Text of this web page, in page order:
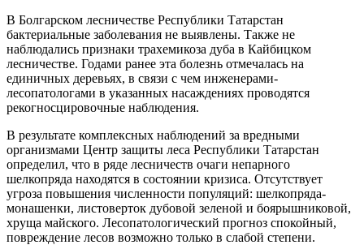
В Болгарском лесничестве Республики Татарстан
бактериальные заболевания не выявлены. Также не
наблюдались признаки трахемикоза дуба в Кайбицком
лесничестве. Годами ранее эта болезнь отмечалась на
единичных деревьях, в связи с чем инженерами-
лесопатологами в указанных насаждениях проводятся
рекогносцировочные наблюдения.
В результате комплексных наблюдений за вредными
организмами Центр защиты леса Республики Татарстан
определил, что в ряде лесничеств очаги непарного
шелкопряда находятся в состоянии кризиса. Отсутствует
угроза повышения численности популяций: шелкопряда-
монашенки, листоверток дубовой зеленой и боярышниковой,
хруща майского. Лесопатологический прогноз спокойный,
повреждение лесов возможно только в слабой степени.